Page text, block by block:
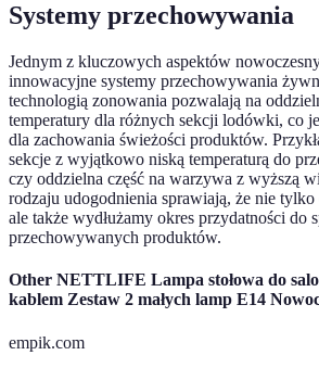
Systemy przechowywania
Jednym z kluczowych aspektów
innowacyjne systemy przechowywania
technologią zonowania pozwalają na
temperatury dla różnych sekcji lodówki, co
dla zachowania świeżości produktów.
sekcje z wyjątkowo niską temperaturą do
czy oddzielna część na warzywa z wyższą
rodzaju udogodnienia sprawiają, że nie tylko
ale także wydłużamy okres przydatności do
przechowywanych produktów.
Other NETTLIFE Lampa stołowa do
kablem Zestaw 2 małych lamp E14
empik.com